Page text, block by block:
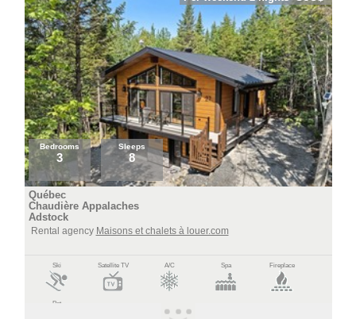
Bedrooms
3
Sleeps
8
Québec
Chaudière Appalaches
Adstock
Rental agency Maisons et chalets à louer.com
Ski Satellite TV A/C Spa Fireplace
Pet